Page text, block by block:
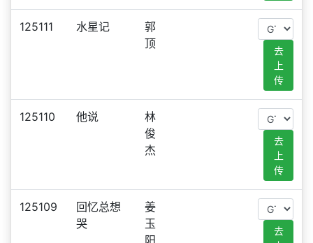
125111 水星记
郭
顶
去
上
传
125110 他说
林
俊
杰
去
上
传
125109
回忆总想
哭
姜
玉
阳
去